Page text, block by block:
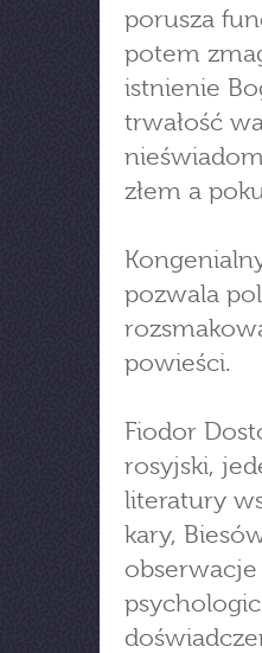
porusza
potem
istnienie
trwałość
złem a
pozwala
powieści.
Fiodor
rosyjski,
literatury
kary,
obserwacje